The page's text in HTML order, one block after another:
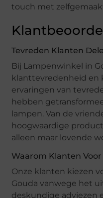
touch met
Tevreden Klanten
Bij Lampenwinkel in
klanttevredenheid en
ervaringen van
hebben
lampen. Van de
hoogwaardige
alleen maar lovende
Waarom Klanten Voor
Onze klanten kiezen
Gouda vanwege het
deskundige adviezen